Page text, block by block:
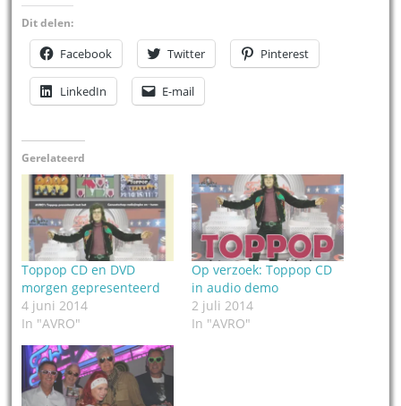
Dit delen:
Facebook Twitter Pinterest
LinkedIn E-mail
Gerelateerd
Toppop CD en DVD
morgen gepresenteerd
4 juni 2014
In "AVRO"
Op verzoek: Toppop CD
in audio demo
2 juli 2014
In "AVRO"